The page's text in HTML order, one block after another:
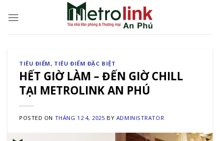
TIÊU ĐIỂM, TIÊU ĐIỂM ĐẶC BIỆT
HẾT GIỜ LÀM – ĐẾN GIỜ CHILL
TẠI METROLINK AN PHÚ
POSTED ON THÁNG 12 4, 2025 BY ADMINISTRATOR